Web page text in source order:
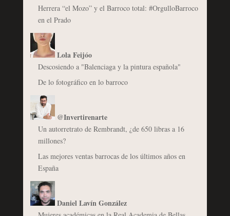
Herrera “el Mozo” y el Barroco total: #OrgulloBarroco
en el Prado
Lola Feijóo
Descosiendo a "Balenciaga y la pintura española"
De lo fotográfico en lo barroco
@Invertirenarte
Un autorretrato de Rembrandt, ¿de 650 libras a 16
millones?
Las mejores ventas barrocas de los últimos años en
España
Daniel Lavín González